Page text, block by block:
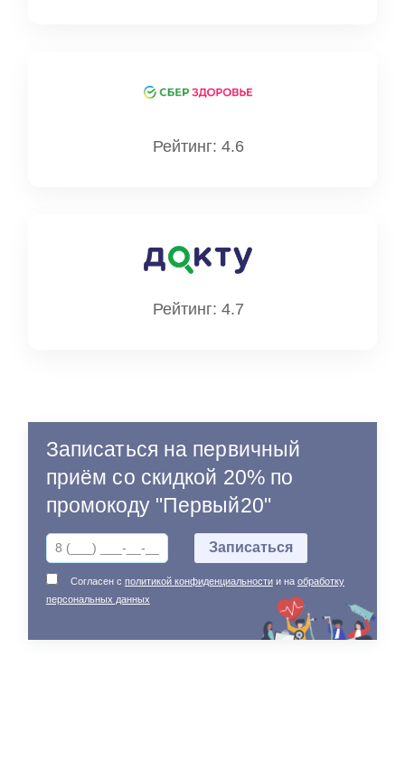
Рейтинг: 4.6
Рейтинг: 4.7
Записаться на первичный
приём со скидкой 20% по
промокоду "Первый20"
Согласен с политикой конфиденциальностии на обработку
персональных данных